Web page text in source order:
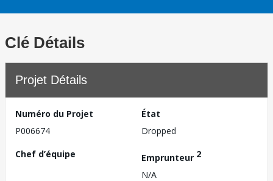
Clé Détails
Projet Détails
Numéro du Projet
P006674
État
Dropped
Chef d’équipe
Emprunteur 2
N/A